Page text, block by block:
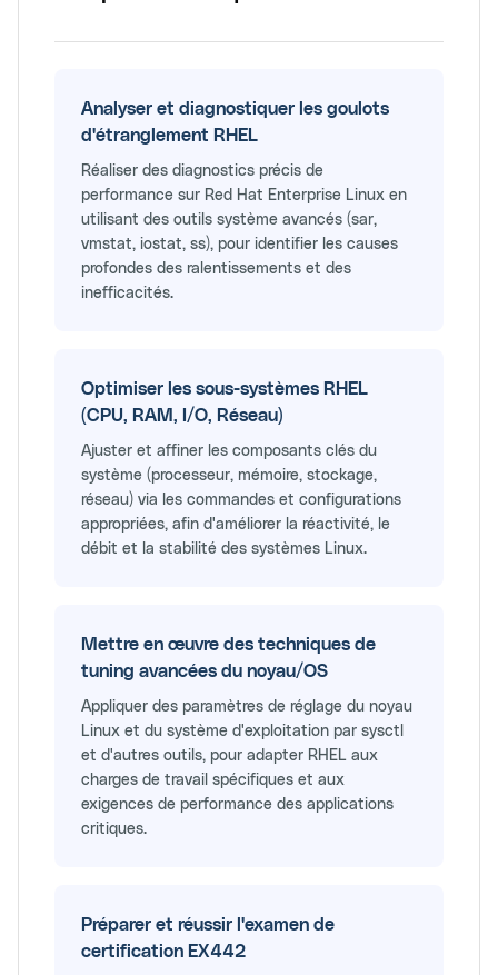
Analyser et diagnostiquer les goulots
d'étranglement RHEL
Réaliser des diagnostics précis de
performance sur Red Hat Enterprise Linux en
utilisant des outils système avancés (sar,
vmstat, iostat, ss), pour identifier les causes
profondes des ralentissements et des
inefficacités.
Optimiser les sous-systèmes RHEL
(CPU, RAM, I/O, Réseau)
Ajuster et affiner les composants clés du
système (processeur, mémoire, stockage,
réseau) via les commandes et configurations
appropriées, afin d'améliorer la réactivité, le
débit et la stabilité des systèmes Linux.
Mettre en œuvre des techniques de
tuning avancées du noyau/OS
Appliquer des paramètres de réglage du noyau
Linux et du système d'exploitation par sysctl
et d'autres outils, pour adapter RHEL aux
charges de travail spécifiques et aux
exigences de performance des applications
critiques.
Préparer et réussir l'examen de
certification EX442